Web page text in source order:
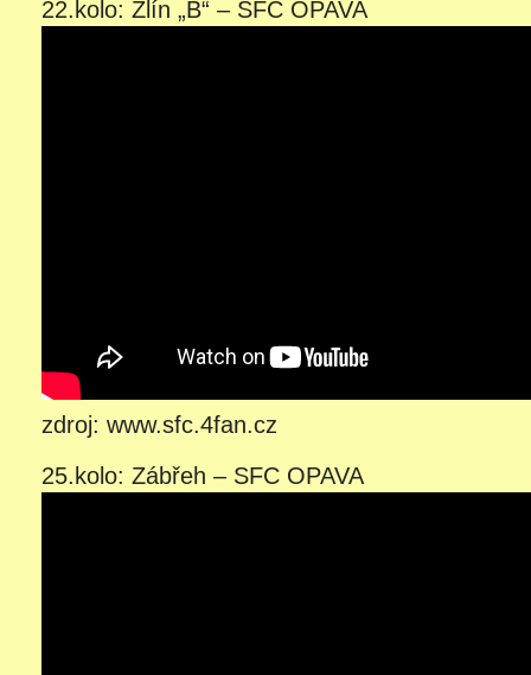
22.kolo: Zlín „B“ – SFC OPAVA
zdroj: www.sfc.4fan.cz
25.kolo: Zábřeh – SFC OPAVA